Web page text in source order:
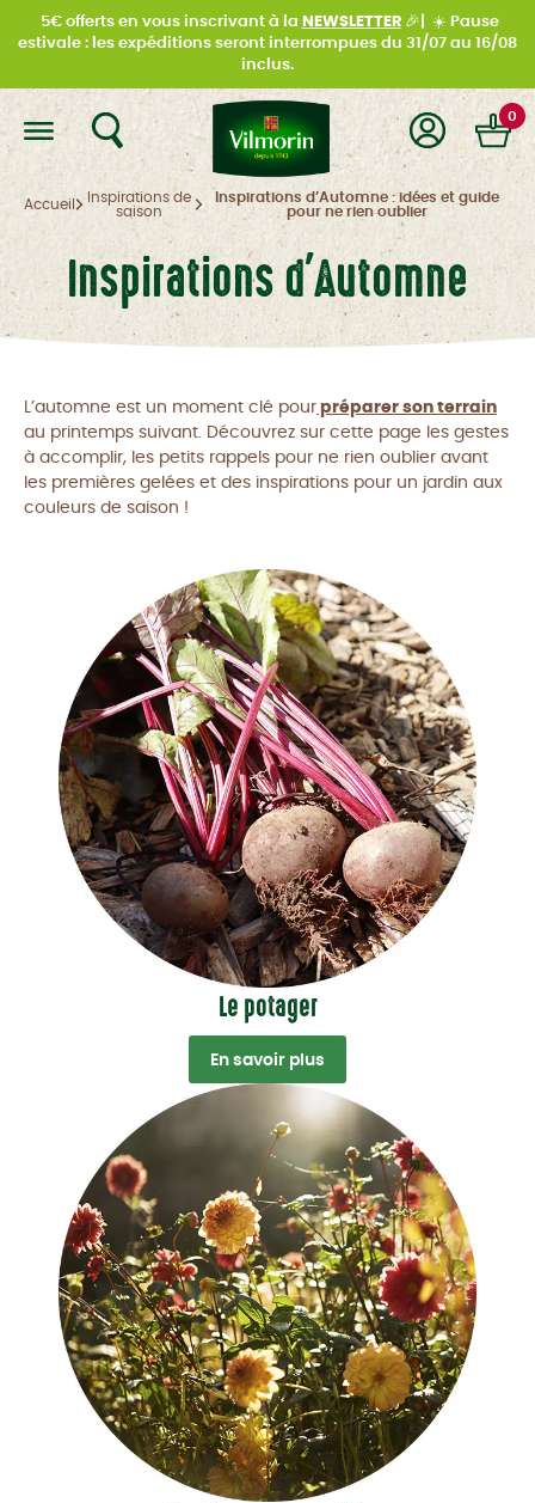
5€ offerts en vous inscrivant à la NEWSLETTER🎉| ☀️ Pause
estivale : les expéditions seront interrompues du 31/07 au 16/08
inclus.
0
Accueil
Inspirations de
saison
Inspirations d’Automne : idées et guide
pour ne rien oublier
Inspirations d'Automne
L’automne est un moment clé pour préparer son terrain
au printemps suivant. Découvrez sur cette page les gestes
à accomplir, les petits rappels pour ne rien oublier avant
les premières gelées et des inspirations pour un jardin aux
couleurs de saison !
Le potager
En savoir plus